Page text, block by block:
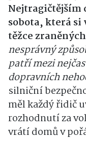
Nejtragičtějším
sobota, která
těžce
nesprávný
patří mezi
dopravních
silniční
měl každý řidič
rozhodnutí za
vrátí domů v